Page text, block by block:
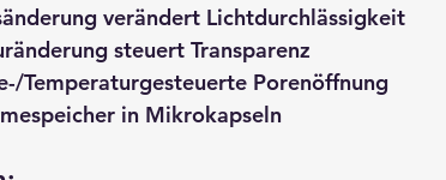
verändert Lichtdurchlässigkeit
steuert Transparenz
Temperaturgesteuerte Porenöffnung
in Mikrokapseln